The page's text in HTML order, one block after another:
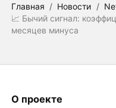
Главная / Новости /
📈 Бычий сигнал:
месяцев минуса
О проекте